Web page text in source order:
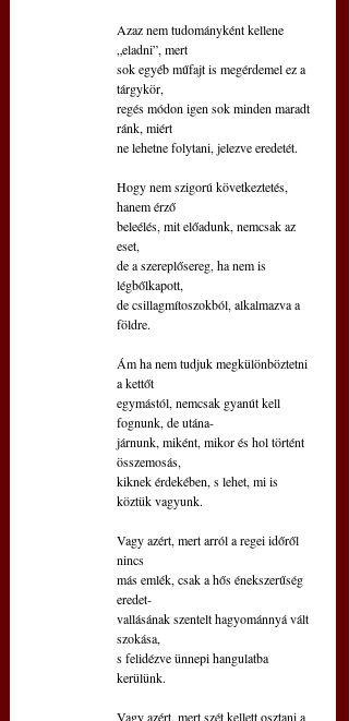
Azaz nem tudományként kellene
„eladni”, mert
sok egyéb műfajt is megérdemel ez a
tárgykör,
regés módon igen sok minden maradt
ránk, miért
ne lehetne folytani, jelezve eredetét.
Hogy nem szigorú következtetés,
hanem érző
beleélés, mit előadunk, nemcsak az
eset,
de a szereplősereg, ha nem is
légbőlkapott,
de csillagmítoszokból, alkalmazva a
földre.
Ám ha nem tudjuk megkülönböztetni
a kettőt
egymástól, nemcsak gyanút kell
fognunk, de utána-
járnunk, miként, mikor és hol történt
összemosás,
kiknek érdekében, s lehet, mi is
köztük vagyunk.
Vagy azért, mert arról a regei időről
nincs
más emlék, csak a hős énekszerűség
eredet-
vallásának szentelt hagyománnyá vált
szokása,
s felidézve ünnepi hangulatba
kerülünk.
Vagy azért, mert szét kellett osztani a